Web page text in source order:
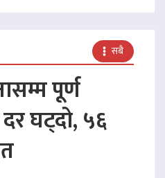
सबै
पूर्ण
घट्दो, ५६